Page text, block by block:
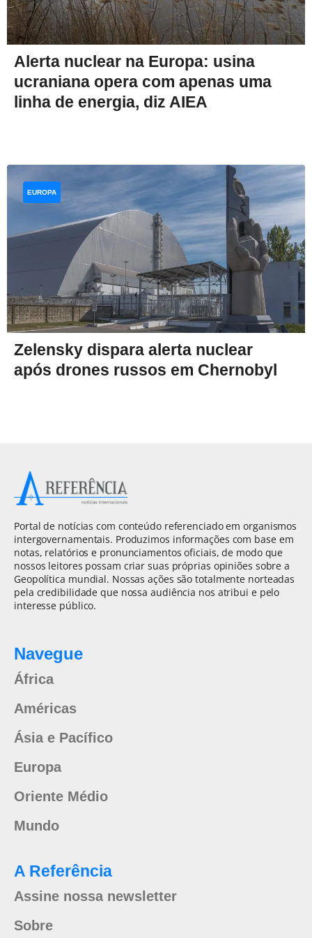
Alerta nuclear na Europa: usina
ucraniana opera com apenas uma
linha de energia, diz AIEA
Zelensky dispara alerta nuclear
após drones russos em Chernobyl
EUROPA
Portal de notícias com conteúdo referenciado em organismos
intergovernamentais. Produzimos informações com base em
notas, relatórios e pronunciamentos oficiais, de modo que
nossos leitores possam criar suas próprias opiniões sobre a
Geopolítica mundial. Nossas ações são totalmente norteadas
pela credibilidade que nossa audiência nos atribui e pelo
interesse público.
Navegue
África
Américas
Ásia e Pacífico
Europa
Oriente Médio
Mundo
A Referência
Assine nossa newsletter
Sobre